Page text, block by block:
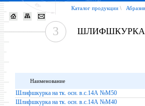
Каталог продукции \
3 ШЛИФШКУРКА
Наименование
Шлифшкурка на тк. осн. в.с.14А №М50
Шлифшкурка на тк. осн. в.с.14А №М40